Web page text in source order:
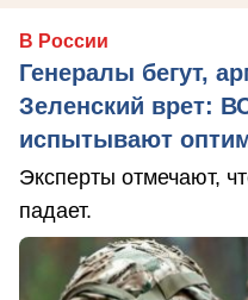
В России
Генералы бегут,
Зеленский врет:
испытывают
Эксперты отмечают,
падает.